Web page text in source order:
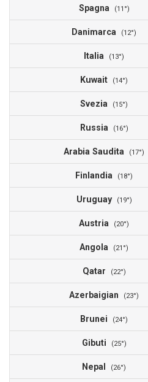
Spagna (11°)
Danimarca (12°)
Italia (13°)
Kuwait (14°)
Svezia (15°)
Russia (16°)
Arabia Saudita (17°)
Finlandia (18°)
Uruguay (19°)
Austria (20°)
Angola (21°)
Qatar (22°)
Azerbaigian (23°)
Brunei (24°)
Gibuti (25°)
Nepal (26°)